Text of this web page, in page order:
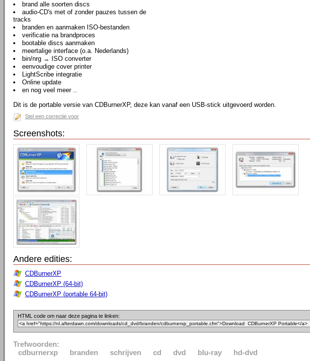
brand alle soorten discs
audio-CD's met of zonder pauzes tussen de
tracks
branden en aanmaken ISO-bestanden
verificatie na brandproces
bootable discs aanmaken
meertalige interface (o.a. Nederlands)
bin/nrg → ISO converter
eenvoudige cover printer
LightScribe integratie
Online update
en nog veel meer ..
Dit is de portable versie van CDBurnerXP, deze kan vanaf een USB-stick uitgevoerd worden.
Stel een correctie voor
Screenshots:
Andere edities:
CDBurnerXP
CDBurnerXP (64-bit)
CDBurnerXP (portable 64-bit)
HTML code om naar deze pagina te linken:
Trefwoorden:
cdburnerxp
branden schrijven cd dvd blu-ray hd-dvd